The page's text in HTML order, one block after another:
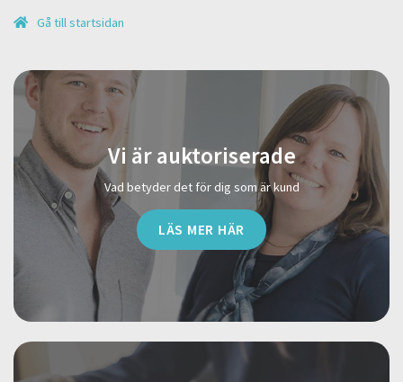
Gå till startsidan
Vi är auktoriserade
Vad betyder det för dig som är kund
LÄS MER HÄR